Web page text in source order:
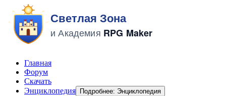
Главная
Форум
Скачать
Энциклопедия
Подробнее: Энциклопедия